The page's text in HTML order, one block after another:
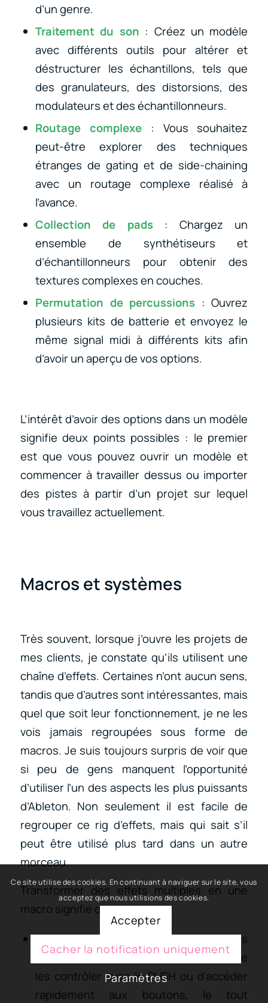
d’un genre.
Traitement du son : Créez un modèle
avec différents outils pour altérer et
déstructurer les échantillons, tels que
des granulateurs, des distorsions, des
modulateurs et des échantillonneurs.
Routage complexe: Vous souhaitez
peut-être explorer des techniques
étranges de gating et de side-chaining
avec un routage complexe réalisé à
l’avance.
Collection de pads: Chargez un
ensemble de synthétiseurs et
d’échantillonneurs pour obtenir des
textures complexes en couches.
Permutation de percussions : Ouvrez
plusieurs kits de batterie et envoyez le
même signal midi à différents kits afin
d’avoir un aperçu de vos options.
L’intérêt d’avoir des options dans un modèle
signifie deux points possibles : le premier
est que vous pouvez ouvrir un modèle et
commencer à travailler dessus ou importer
des pistes à partir d’un projet sur lequel
vous travaillez actuellement.
Macros et systèmes
Très souvent, lorsque j’ouvre les projets de
mes clients, je constate qu’ils utilisent une
chaîne d’effets. Certaines n’ont aucun sens,
tandis que d’autres sont intéressantes, mais
quel que soit leur fonctionnement, je ne les
vois jamais regroupées sous forme de
macros. Je suis toujours surpris de voir que
si peu de gens manquent l’opportunité
d’utiliser l’un des aspects les plus puissants
d’Ableton. Non seulement il est facile de
regrouper ce rig d’effets, mais qui sait s’il
peut être utilisé plus tard dans un autre
morceau.
Transformer des effets multiples en une
macro signifie que :
Vous pouvez affecter les paramètres
essentiels de l’effet à des boutons afin de
les contrôler avec le PUSH ou d’accéder
rapidement aux boutons, le tout
Ce site utilise des cookies. En continuant à naviguer sur le site, vous
acceptez que nous utilisions des cookies.
Accepter
Cacher la notification uniquement
Paramètres